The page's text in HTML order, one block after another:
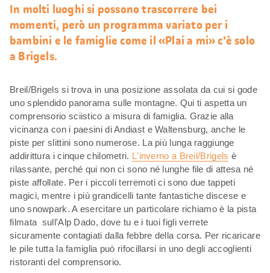
In molti luoghi si possono trascorrere bei
momenti, però un programma variato per i
bambini e le famiglie come il «Plai a mi» c'è solo
a Brigels.
Breil/Brigels si trova in una posizione assolata da cui si gode
uno splendido panorama sulle montagne. Qui ti aspetta un
comprensorio sciistico a misura di famiglia. Grazie alla
vicinanza con i paesini di Andiast e Waltensburg, anche le
piste per slittini sono numerose. La più lunga raggiunge
addirittura i cinque chilometri. L'inverno a Breil/Brigels è
rilassante, perché qui non ci sono né lunghe file di attesa né
piste affollate. Per i piccoli terremoti ci sono due tappeti
magici, mentre i più grandicelli tante fantastiche discese e
uno snowpark. A esercitare un particolare richiamo è la pista
filmata sull'Alp Dado, dove tu e i tuoi figli verrete
sicuramente contagiati dalla febbre della corsa. Per ricaricare
le pile tutta la famiglia può rifocillarsi in uno degli accoglienti
ristoranti del comprensorio.